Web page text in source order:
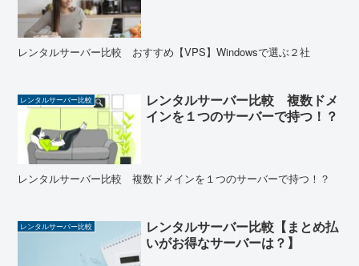
レンタルサーバー比較 おすすめ【VPS】Windowsで選ぶ２社
レンタルサーバー比較
レンタルサーバー比較 複数ドメ
インを１つのサーバーで持つ！？
レンタルサーバー比較 複数ドメインを１つのサーバーで持つ！？
レンタルサーバー比較
レンタルサーバー比較【まとめ払
いがお得なサーバーは？】